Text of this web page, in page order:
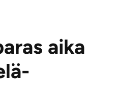
aika